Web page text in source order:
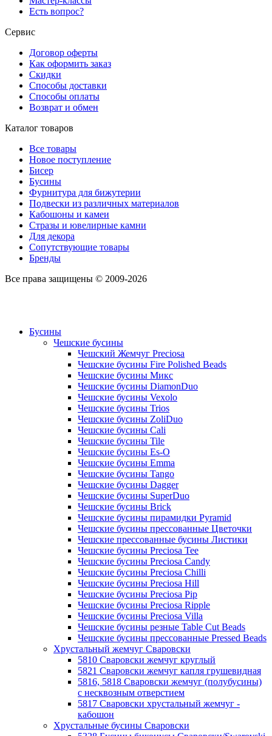
Есть вопрос?
Сервис
Договор оферты
Как оформить заказ
Скидки
Способы доставки
Способы оплаты
Возврат и обмен
Каталог товаров
Все товары
Новое поступление
Бисер
Бусины
Фурнитура для бижутерии
Подвески из различных материалов
Кабошоны и камеи
Стразы и ювелирные камни
Для декора
Сопутствующие товары
Бренды
Все права защищены © 2009-2026
Бусины
Чешские бусины
Чешский Жемчуг Preciosa
Чешские бусины Fire Polished Beads
Чешские бусины Микс
Чешские бусины DiamonDuo
Чешские бусины Vexolo
Чешские бусины Trios
Чешские бусины ZoliDuo
Чешские бусины Cali
Чешские бусины Tile
Чешские бусины Es-O
Чешские бусины Emma
Чешские бусины Tango
Чешские бусины Dagger
Чешские бусины SuperDuo
Чешские бусины Brick
Чешские бусины пирамидки Pyramid
Чешские бусины прессованные Цветочки
Чешские прессованные бусины Листики
Чешские бусины Preciosa Tee
Чешские бусины Preciosa Candy
Чешские бусины Preciosa Chilli
Чешские бусины Preciosa Hill
Чешские бусины Preciosa Pip
Чешские бусины Preciosa Ripple
Чешские бусины Preciosa Villa
Чешские бусины резные Table Cut Beads
Чешские бусины прессованные Pressed Beads
Хрустальный жемчуг Сваровски
5810 Сваровски жемчуг круглый
5821 Сваровски жемчуг капля грушевидная
5816, 5818 Сваровски жемчуг (полубусины)
с несквозным отверстием
5817 Сваровски хрустальный жемчуг -
кабошон
Хрустальные бусины Сваровски